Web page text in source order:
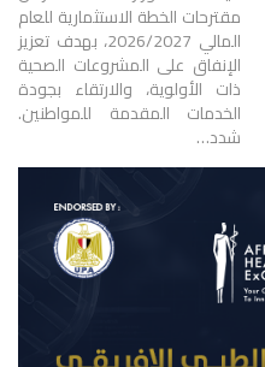
مقترحات الخطة الاستثمارية للعام
المالي 2026/2027، بهدف تعزيز
الإنفاق على المشروعات الصحية
ذات الأولوية، والارتقاء بجودة
الخدمات المقدمة للمواطنين.
شدد…